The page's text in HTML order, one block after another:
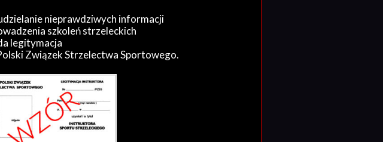
nieprawdziwych informacji
szkoleń strzeleckich
legitymacja
Związek Strzelectwa Sportowego.